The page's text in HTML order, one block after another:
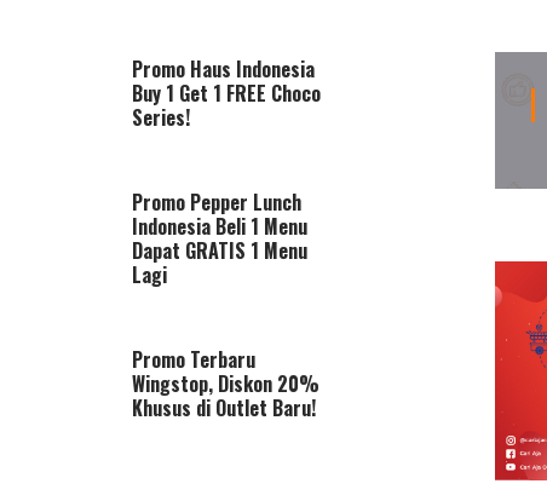
Promo Haus Indonesia
Buy 1 Get 1 FREE Choco
Series!
Promo Pepper Lunch
Indonesia Beli 1 Menu
Dapat GRATIS 1 Menu
Lagi
Promo Terbaru
Wingstop, Diskon 20%
Khusus di Outlet Baru!